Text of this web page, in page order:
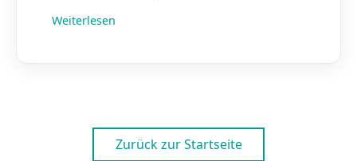
Weiterlesen
Zurück zur Startseite